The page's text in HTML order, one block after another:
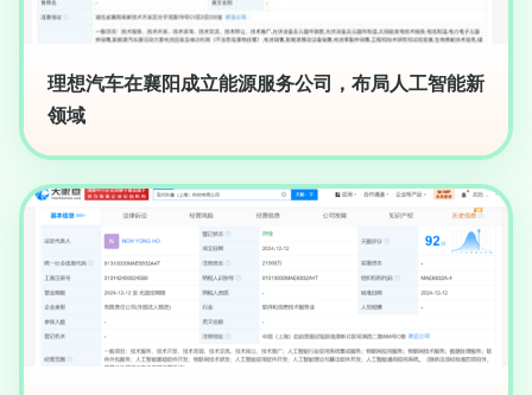
理想汽车在襄阳成立能源服务公司，布局人工智能新
领域